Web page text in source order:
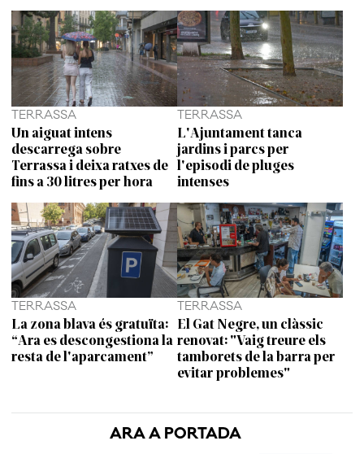
ARA A PORTADA
TERRASSA
Un aiguat intens
descarrega sobre
Terrassa i deixa ratxes de
fins a 30 litres per hora
TERRASSA
L'Ajuntament tanca
jardins i parcs per
l'episodi de pluges
intenses
TERRASSA
La zona blava és gratuïta:
“Ara es descongestiona la
resta de l'aparcament”
TERRASSA
El Gat Negre, un clàssic
renovat: "Vaig treure els
tamborets de la barra per
evitar problemes"